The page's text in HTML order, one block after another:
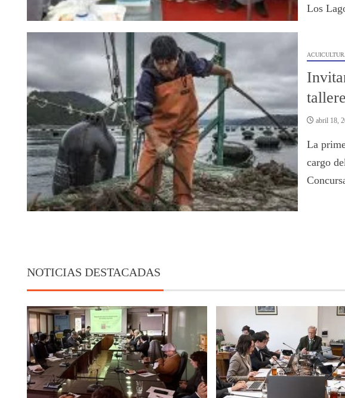
Los
abril 18,
La
cargo
NOTICIAS DESTACADAS